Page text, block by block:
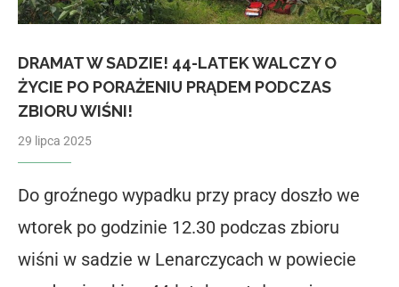
DRAMAT W SADZIE! 44-LATEK WALCZY O
ŻYCIE PO PORAŻENIU PRĄDEM PODCZAS
ZBIORU WIŚNI!
29 lipca 2025
Do groźnego wypadku przy pracy doszło we
wtorek po godzinie 12.30 podczas zbioru
wiśni w sadzie w Lenarczycach w powiecie